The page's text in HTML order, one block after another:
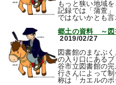
もっと狭い地域
記録では「蒲萱」
ではないかとも
郷土の資料 ～図
2019/02/27
図書館のまなぶ
の入り口にある
谷市立図書館の
行さんによって
称は「カエルの